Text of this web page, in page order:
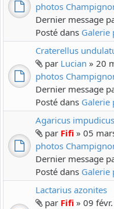
photos
Dernier message
Posté dans Galerie
Craterellus
par Lucian » 20
photos
Dernier message
Posté dans Galerie
Agaricus impudicus
par Fifi » 05
photos
Dernier message
Posté dans Galerie
Lactarius azonites
par Fifi » 09